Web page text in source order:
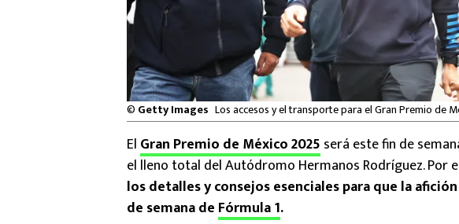
© Getty Images Los accesos y el transporte para el Gran Premio de
El Gran Premio de México 2025 será este fin de
el lleno total del Autódromo Hermanos Rodríguez. Por
los detalles y consejos esenciales para que la
de semana de Fórmula 1.